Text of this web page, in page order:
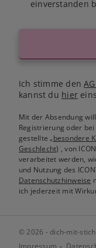
einverstanden
Ich stimme den
kannst du hier
Mit der Absendung
Registrierung oder
gestellte„besondere
Geschlecht) , von
verarbeitet werden,
und Nutzung des
Datenschutzhinweise
ich jederzeit mit
© 2026 - dich-mit-
Impressum